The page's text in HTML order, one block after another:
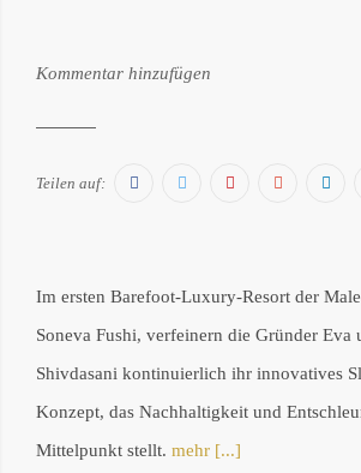
Philipp
Kommentar hinzufügen
Teilen auf: FacebookTwitterPinterestGoogle+
Im ersten Barefoot-Luxury-Resort der
Soneva Fushi, verfeinern die Gründer Eva
Shivdasani kontinuierlich ihr innovatives
Konzept, das Nachhaltigkeit und
Mittelpunkt stellt. mehr [...]